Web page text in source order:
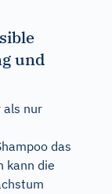
und
als nur
das
kann die